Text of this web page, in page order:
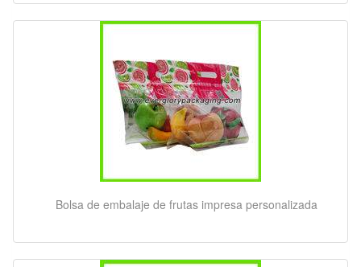
Bolsa de embalaje de frutas impresa personalizada